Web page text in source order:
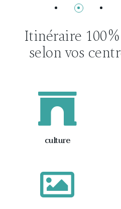
Itinéraire 100
selon vos
culture